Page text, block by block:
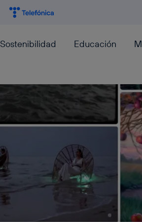
Sostenibilidad Educación